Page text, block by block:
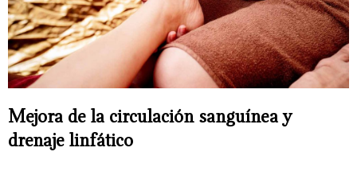
Mejora de la circulación sanguínea y
drenaje linfático